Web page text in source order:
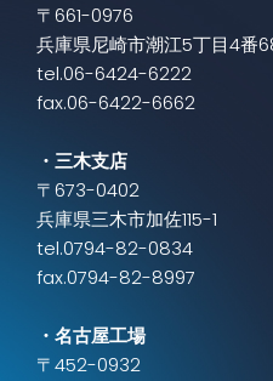
〒661-0976
兵庫県尼崎市潮江5丁目4番
tel.06-6424-6222
fax.06-6422-6662
・三木支店
〒673-0402
兵庫県三木市加佐115-1
tel.0794-82-0834
fax.0794-82-8997
・名古屋工場
〒452-0932